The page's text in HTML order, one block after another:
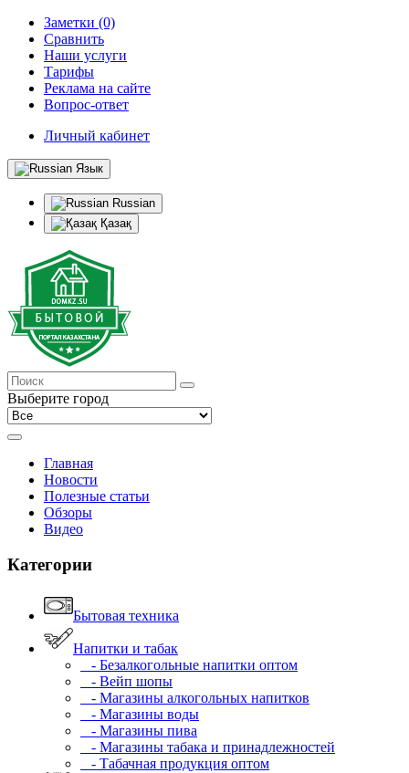
Заметки (0)
Сравнить
Наши услуги
Тарифы
Реклама на сайте
Вопрос-ответ
Личный кабинет
Язык
Russian
Қазақ
Выберите город
Главная
Новости
Полезные статьи
Обзоры
Видео
Категории
Бытовая техника
Напитки и табак
- Безалкогольные напитки оптом
- Вейп шопы
- Магазины алкогольных напитков
- Магазины воды
- Магазины пива
- Магазины табака и принадлежностей
- Табачная продукция оптом